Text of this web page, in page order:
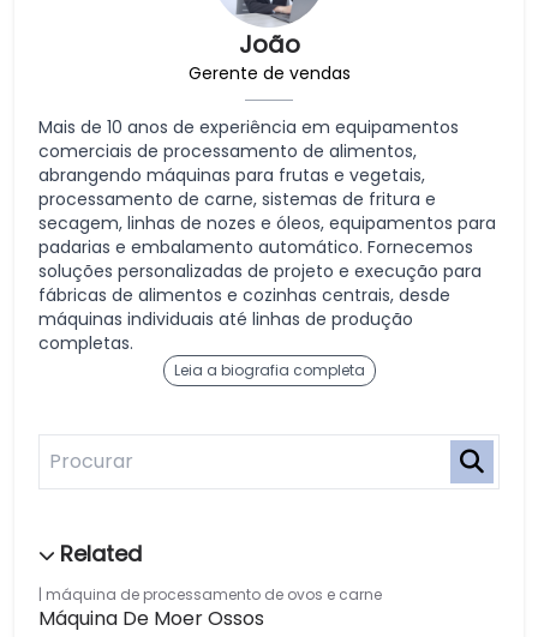
João
Gerente de vendas
Mais de 10 anos de experiência em equipamentos
comerciais de processamento de alimentos,
abrangendo máquinas para frutas e vegetais,
processamento de carne, sistemas de fritura e
secagem, linhas de nozes e óleos, equipamentos para
padarias e embalamento automático. Fornecemos
soluções personalizadas de projeto e execução para
fábricas de alimentos e cozinhas centrais, desde
máquinas individuais até linhas de produção
completas.
Leia a biografia completa
máquina de processamento de ovos e carne
Máquina De Moer Ossos